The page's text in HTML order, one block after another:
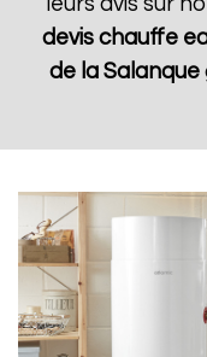
devis chauffe
de la Salanque